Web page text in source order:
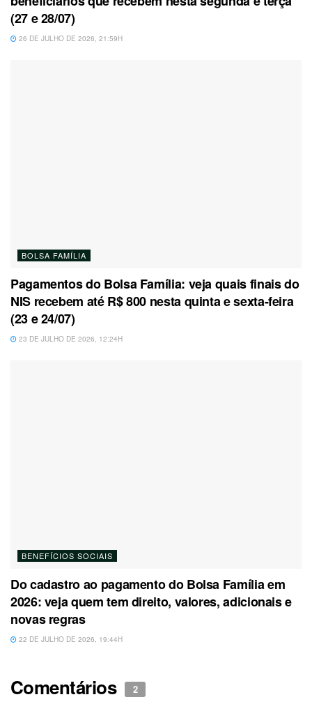
(27 e 28/07)
26 DE JULHO DE 2026, 21:59H
BOLSA FAMÍLIA
Pagamentos do Bolsa Família: veja quais finais do
NIS recebem até R$ 800 nesta quinta e sexta-feira
(23 e 24/07)
23 DE JULHO DE 2026, 12:24H
BENEFÍCIOS SOCIAIS
Do cadastro ao pagamento do Bolsa Família em
2026: veja quem tem direito, valores, adicionais e
novas regras
22 DE JULHO DE 2026, 19:44H
Comentários 2